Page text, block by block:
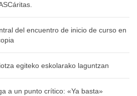
del encuentro de inicio de curso en
egiteko eskolarako laguntzan
a un punto crítico: «Ya basta»